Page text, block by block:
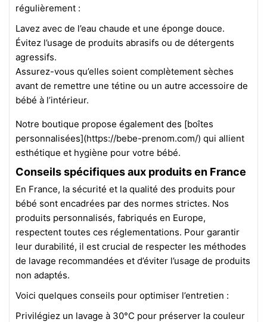
régulièrement :
Lavez avec de l’eau chaude et une éponge douce.
Évitez l’usage de produits abrasifs ou de détergents
agressifs.
Assurez-vous qu’elles soient complètement sèches
avant de remettre une tétine ou un autre accessoire de
bébé à l’intérieur.
Notre boutique propose également des [boîtes
personnalisées](https://bebe-prenom.com/) qui allient
esthétique et hygiène pour votre bébé.
Conseils spécifiques aux produits en France
En France, la sécurité et la qualité des produits pour
bébé sont encadrées par des normes strictes. Nos
produits personnalisés, fabriqués en Europe,
respectent toutes ces réglementations. Pour garantir
leur durabilité, il est crucial de respecter les méthodes
de lavage recommandées et d’éviter l’usage de produits
non adaptés.
Voici quelques conseils pour optimiser l’entretien :
Privilégiez un lavage à 30°C pour préserver la couleur